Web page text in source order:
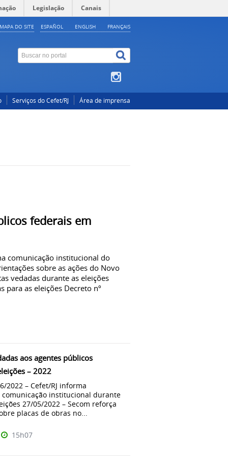
Legislação Canais
ESPAÑOL ENGLISH FRANÇAIS
DO SITE
Serviços do Cefet/RJ Área de imprensa
federais em
comunicação institucional do
sobre as ações do Novo
vedadas durante as eleições
para as eleições Decreto nº
aos agentes públicos
– 2022
2022 – Cefet/RJ informa
comunicação institucional durante
27/05/2022 – Secom reforça
placas de obras no...
15h07